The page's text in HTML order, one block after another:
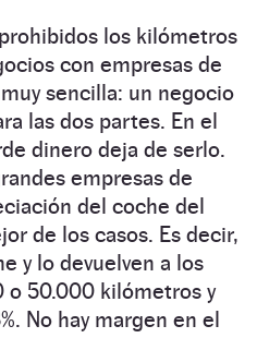
los kilómetros
con empresas de
sencilla: un negocio
las dos partes. En el
dinero deja de serlo.
empresas de
del coche del
de los casos. Es decir,
y lo devuelven a los
o 50.000 kilómetros y
No hay margen en el